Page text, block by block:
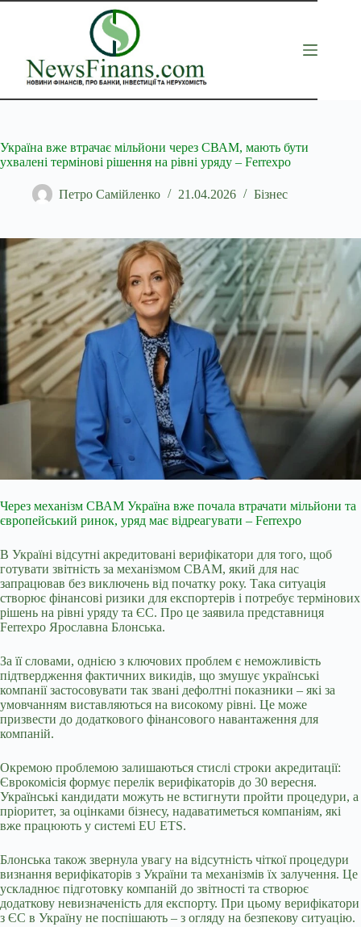
Перейти
Україна вже втрачає мільйони через СВАМ, мають бути
ухвалені термінові рішення на рівні уряду – Ferrexpo
Петро Самійленко 21.04.2026 Бізнес
Через механізм СВАМ Україна вже почала втрачати мільйони та
європейський ринок, уряд має відреагувати – Ferrexpo
В Україні відсутні акредитовані верифікатори для того, щоб
готувати звітність за механізмом CBAM, який для нас
запрацював без виключень від початку року. Така ситуація
створює фінансові ризики для експортерів і потребує термінових
рішень на рівні уряду та ЄС. Про це заявила представниця
Ferrexpo Ярославна Блонська.
За її словами, однією з ключових проблем є неможливість
підтвердження фактичних викидів, що змушує українські
компанії застосовувати так звані дефолтні показники – які за
умовчанням виставляються на високому рівні. Це може
призвести до додаткового фінансового навантаження для
компаній.
Окремою проблемою залишаються стислі строки акредитації:
Єврокомісія формує перелік верифікаторів до 30 вересня.
Українські кандидати можуть не встигнути пройти процедури, а
пріоритет, за оцінками бізнесу, надаватиметься компаніям, які
вже працюють у системі EU ETS.
Блонська також звернула увагу на відсутність чіткої процедури
визнання верифікаторів з України та механізмів їх залучення. Це
ускладнює підготовку компаній до звітності та створює
додаткову невизначеність для експорту. При цьому верифікатори
з ЄС в Україну не поспішають – з огляду на безпекову ситуацію.